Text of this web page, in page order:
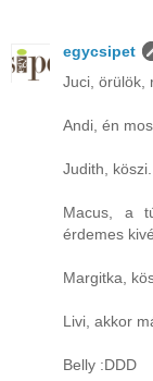
egycsipet
Juci, örülök,
Andi, én
Judith,
Macus, a
érdemes
Margitka,
Livi, akkor
Belly :DDD